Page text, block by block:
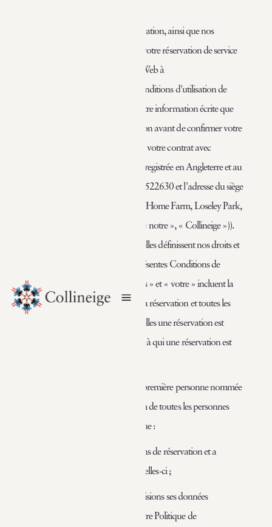
Les présentes conditions de réservation, ainsi que nos
et où votre réservation de service
unique est réservée via notre site Web à
, les conditions d'utilisation de
notre site Web, ainsi que toute autre information écrite que
nous avons portée à votre attention avant de confirmer votre
réservation, constituent la base de votre contrat avec
Collineige Limited, une société enregistrée en Angleterre et au
Pays de Galles sous le numéro 01522630 et l'adresse du siège
social de The Galloway Barn 1-2 Home Farm, Loseley Park,
Guildford, GU3 1HS (« nous », « notre », « Collineige »)).
Veuillez les lire attentivement car elles définissent nos droits et
obligations respectifs. Dans les présentes Conditions de
réservation, les références à « vous » et « votre » incluent la
première personne nommée sur la réservation et toutes les
personnes pour le compte desquelles une réservation est
effectuée ou toute autre personne à qui une réservation est
En effectuant une réservation, la première personne nommée
sur la réservation accepte, au nom de toutes les personnes
mentionnées sur la réservation, que :
1. il/elle a lu les présentes conditions de réservation et a
l'autorité et accepte d'être lié par celles-ci ;
2. il/elle consent à ce que nous utilisions ses données
personnelles conformément à notre Politique de